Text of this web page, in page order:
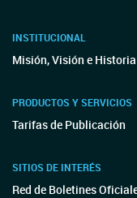
INSTITUCIONAL
Misión, Visión e Historia
PRODUCTOS Y SERVICIOS
Tarifas de Publicación
SITIOS DE INTERÉS
Red de Boletines